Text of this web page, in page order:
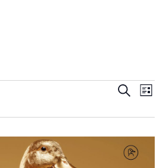
Suche
und
Suche
Liste